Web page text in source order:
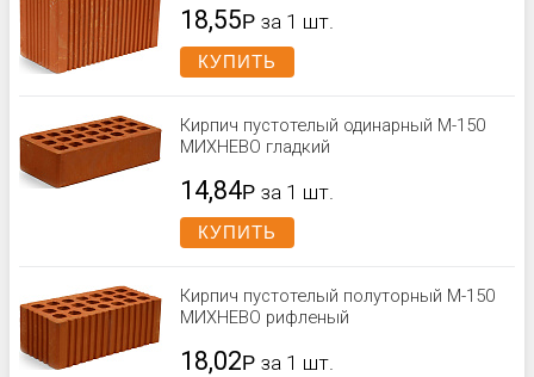
18,55Р за 1 шт.
КУПИТЬ
Кирпич пустотелый одинарный М-150
МИХНЕВО гладкий
14,84Р за 1 шт.
КУПИТЬ
Кирпич пустотелый полуторный М-150
МИХНЕВО рифленый
18,02Р за 1 шт.